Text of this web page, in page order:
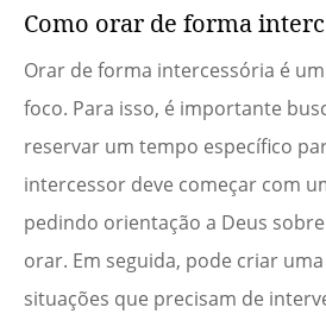
Como orar de forma
Orar de forma intercessória é
foco. Para isso, é importante
reservar um tempo específico
intercessor deve começar com
pedindo orientação a Deus
orar. Em seguida, pode criar
situações que precisam de